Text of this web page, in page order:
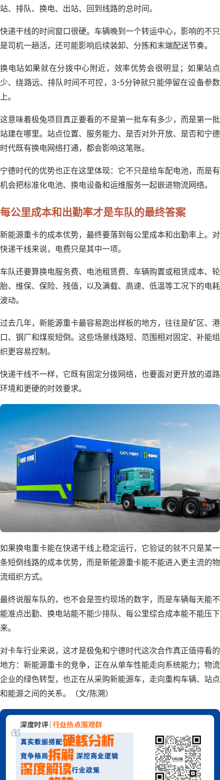
站、排队、换电、出站、回到线路的总时间。
快递干线的时间窗口很硬。车辆晚到一个转运中心，影响的不只
是司机一趟活，还可能影响后续装卸、分拣和末端配送节奏。
换电站如果就在分拨中心附近，效率优势会很明显；如果站点
少、绕路远、排队时间不可控，3-5分钟就只能停留在设备参数
上。
这意味着极兔项目真正要看的不是第一批车有多少，而是第一批
站建在哪里。站点位置、服务能力、是否对外开放、是否和宁德
时代既有换电网络打通，都会影响这笔账。
宁德时代的优势也正在这里体现：它不只是给车配电池，而是有
机会把标准化电池、换电设备和运维服务一起嵌进物流网络。
每公里成本和出勤率才是车队的最终答案
新能源重卡的成本优势，最终要落到每公里成本和出勤率上。对
快递干线来说，电费只是其中一项。
车队还要算换电服务费、电池租赁费、车辆购置或租赁成本、轮
胎、维保、保险、残值，以及满载、高速、低温等工况下的电耗
波动。
过去几年，新能源重卡最容易跑出样板的地方，往往是矿区、港
口、钢厂和煤炭短倒。这些场景线路短、范围相对固定、补能组
织更容易控制。
快递干线不一样，它既有固定分拨网络，也要面对更开放的道路
环境和更硬的时效要求。
如果换电重卡能在快递干线上稳定运行，它验证的就不只是某一
条短倒线路的成本优势，而是新能源重卡能不能进入更主流的物
流组织方式。
最终说服车队的，也不会是签约现场的数字，而是车辆每天能不
能准点出勤、换电站能不能少排队、每公里综合成本能不能压下
来。
对卡车行业来说，这才是极兔和宁德时代这次合作真正值得看的
地方：新能源重卡的竞争，正在从单车性能走向系统能力；物流
企业的绿色转型，也正在从采购新能源车，走向重构车辆、站点
和能源之间的关系。（文/陈溯）